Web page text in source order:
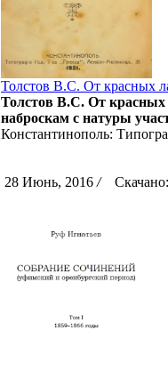
Толстов В.С. От красных
Толстов В.С. От красных
наброскам с натуры
Константинополь:
28 Июнь, 2016 /Скачано: